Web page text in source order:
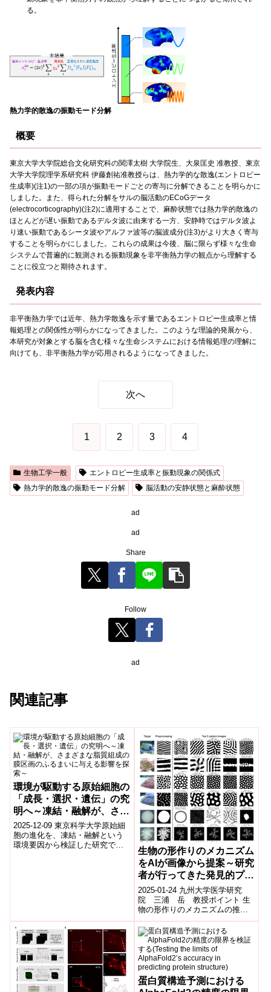
る。
熱力学的散逸の振動モード分解
概要
東京大学大学院総合文化研究科の関澤太樹 大学院生、大泉匡史 准教授、東京
大学大学院理学系研究科 伊藤創祐准教授らは、熱力学的な散逸(エントロピー
生成率)(注1)の一部の項が振動モードごとの寄与に分解できることを明らかに
しました。また、得られた分解をサルの脳活動のECoGデータ
(electrocorticography)(注2)に適用することで、麻酔状態では熱力学的散逸の
ほとんどが遅い振動であるデルタ波に由来する一方、安静時ではデルタ波よ
り速い振動であるシータ波やアルファ波等の脳波成分(注3)がより大きく寄与
することを明らかにしました。これらの成果は今後、脳に限らず様々な生命
システムで普遍的に観測される振動現象を非平衡熱力学の観点から理解する
ことに役立つと期待されます。
発表内容
非平衡熱力学では近年、熱力学散逸を示す量であるエントロピー生成率と情
報処理との関係性が明らかになってきました。このような理論的発展から、
本研究が対象とする脳を含む様々な生命システムにおける情報処理の理解に
向けても、非平衡熱力学が応用されるようになってきました。
次へ
1 2 3 4
生物工学一般
エントロピー生成率と振動現象の関係式
熱力学的散逸の振動モード分解
脳活動の安静状態と麻酔状態
ad
ad
Share
Follow
ad
関連記事
環境が駆動する原始細胞の
「成長・選択・遺伝」の究
明へ～凍結・融解が、さま
ざまな脂質組成の膜区画の
ふるまいに与える影響を探
索～
2025-12-09 東京科学大学原始細
胞の進化を、凍結・融解という
環境要因から検証した研究で
生物の形作りのメカニズム
をAIが画像から提案～研究
者が行ってきた発見的プロ
セスを基盤モデルが継承～
2025-01-24 九州大学医学研究
院 三浦 岳 教授ポイント 生
物の形作りのメカニズムの推定
は、これまで研究者が経験的に
行ってきた AIを用いて、自然界
のパ...
蛋白質構造予測における